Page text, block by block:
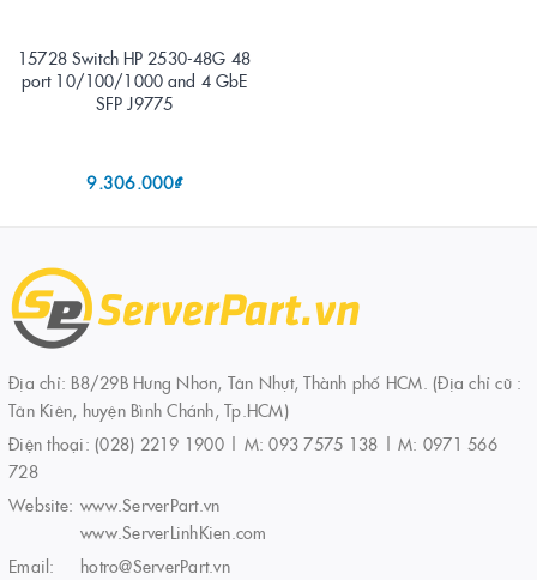
15728 Switch HP 2530-48G 48
port 10/100/1000 and 4 GbE
SFP J9775
9.306.000₫
Địa chỉ: B8/29B Hưng Nhơn, Tân Nhựt, Thành phố HCM. (Địa chỉ cũ :
Tân Kiên, huyện Bình Chánh, Tp.HCM)
Điện thoại: (028) 2219 1900 | M: 093 7575 138 | M: 0971 566
728
Website: www.ServerPart.vn
www.ServerLinhKien.com
Email:
hotro@ServerPart.vn